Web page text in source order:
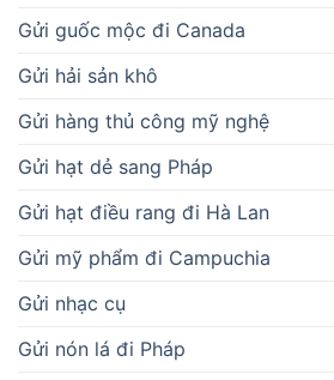
Gửi guốc mộc đi Canada
Gửi hải sản khô
Gửi hàng thủ công mỹ nghệ
Gửi hạt dẻ sang Pháp
Gửi hạt điều rang đi Hà Lan
Gửi mỹ phẩm đi Campuchia
Gửi nhạc cụ
Gửi nón lá đi Pháp